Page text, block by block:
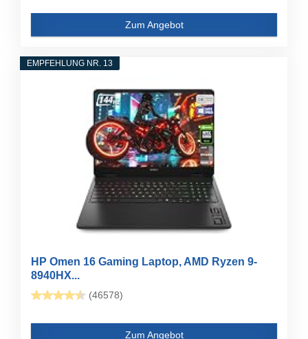
Zum Angebot
EMPFEHLUNG NR. 13
HP Omen 16 Gaming Laptop, AMD Ryzen 9-
8940HX...
(46578)
Zum Angebot